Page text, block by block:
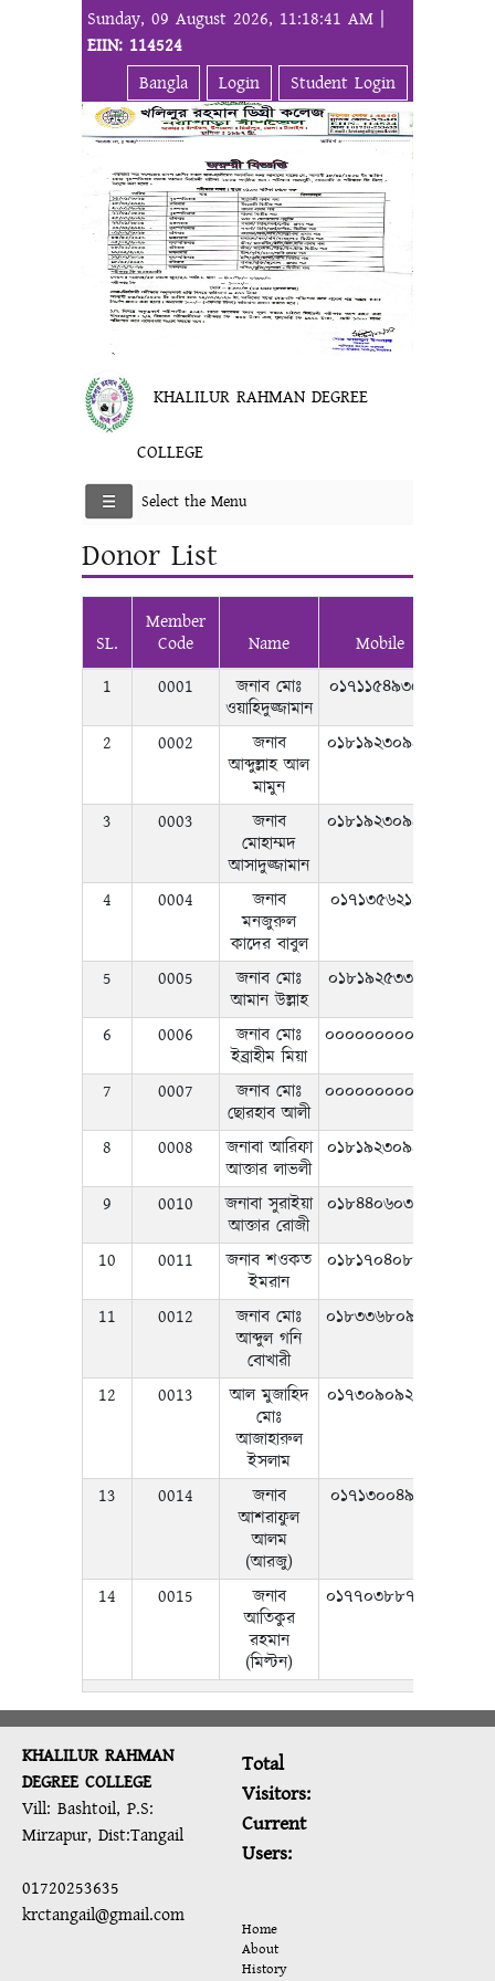
Sunday, 09 August 2026, 11:18:41 AM |
EIIN: 114524
Bangla
Login Student Login
KHALILUR RAHMAN DEGREE
COLLEGE
Select the Menu
Donor List
SL.
Member
Code
Name
Mobile
1
0001
জনাব মোঃ
ওয়াহিদুজ্জামান
০১৭১১৫৪৯৩৫৯
2 0002
জনাব
আব্দুল্লাহ আল
মামুন
০১৮১৯২৩০৯৯৭
3 0003
জনাব
মোহাম্মদ
আসাদুজ্জামান
০১৮১৯২৩০৯৯৮
4 0004
জনাব
মনজুরুল
কাদের বাবুল
০১৭১৩৫৬২১১০
5 0005
জনাব মোঃ
আমান উল্লাহ
০১৮১৯২৫৩৩২৩
6 0006
জনাব মোঃ
ইব্রাহীম মিয়া
০০০০০০০০০০০
7 0007
জনাব মোঃ
ছোরহাব আলী
০০০০০০০০০০০
8 0008
জনাবা আরিফা
আক্তার লাভলী
০১৮১৯২৩০৯৯৯
9 0010
জনাবা সুরাইয়া
আক্তার রোজী
০১৮৪৪০৬০৩০৪
10 0011
জনাব শওকত
ইমরান
০১৮১৭০৪০৮৭৪
11 0012
জনাব মোঃ
আব্দুল গনি
বোখারী
০১৮৩৩৬৮০৯২৭
12 0013
আল মুজাহিদ
মোঃ
আজাহারুল
ইসলাম
০১৭৩০৯০৯২৩৪
13 0014
জনাব
আশরাফুল
আলম
(আরজু)
০১৭১৩০০৪৯১১
14 0015
জনাব
আতিকুর
রহমান
(মিল্টন)
০১৭৭০৩৮৮৭৪৬
KHALILUR RAHMAN
DEGREE COLLEGE
Vill: Bashtoil, P.S:
Mirzapur, Dist:Tangail
01720253635
krctangail@gmail.com
Total
Visitors:
Current
Users:
Home
About
History